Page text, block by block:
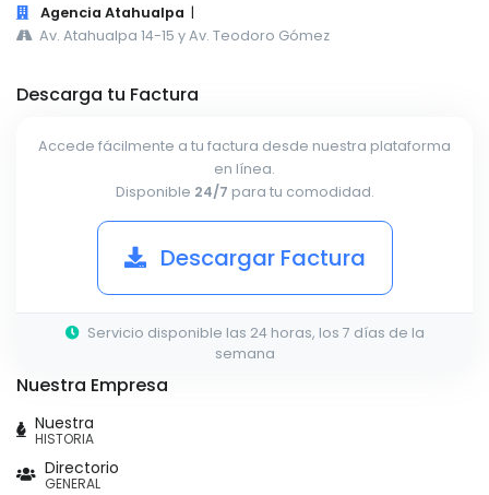
Agencia Atahualpa |
Av. Atahualpa 14-15 y Av. Teodoro Gómez
Descarga tu Factura
Accede fácilmente a tu factura desde nuestra plataforma
en línea.
Disponible 24/7 para tu comodidad.
Descargar Factura
Servicio disponible las 24 horas, los 7 días de la
semana
Nuestra Empresa
Nuestra
HISTORIA
Directorio
GENERAL